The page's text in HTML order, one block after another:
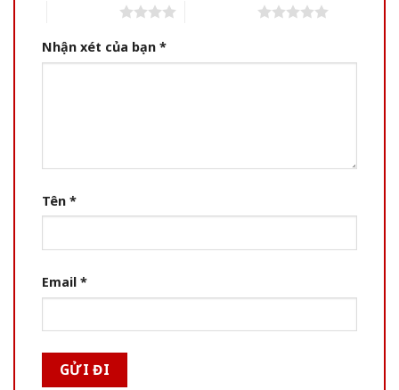
Nhận xét của bạn *
Tên *
Email *